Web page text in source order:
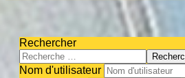
Rechercher
Nom d'utilisateur